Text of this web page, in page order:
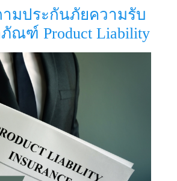
มประกันภัยความรับ
ณฑ์ Product Liability